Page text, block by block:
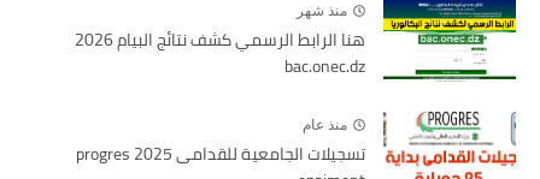
منذ شهر
هنا الرابط الرسمي كشف نتائج البيام 2026
bac.onec.dz
منذ عام
تسجيلات الجامعية للقدامى 2025 progres